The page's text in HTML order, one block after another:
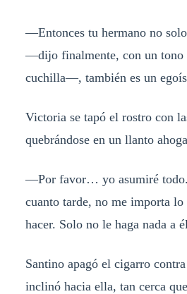
—Entonces tu hermano no
—dijo finalmente, con un tono
cuchilla—, también es un
Victoria se tapó el rostro con
quebrándose en un llanto
—Por favor… yo asumiré
cuanto tarde, no me importa lo
hacer. Solo no le haga nada a
Santino apagó el cigarro
inclinó hacia ella, tan cerca